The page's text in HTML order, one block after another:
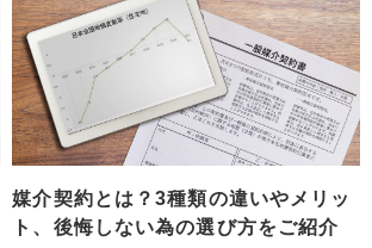
媒介契約とは？3種類の違いやメリッ
ト、後悔しない為の選び方をご紹介